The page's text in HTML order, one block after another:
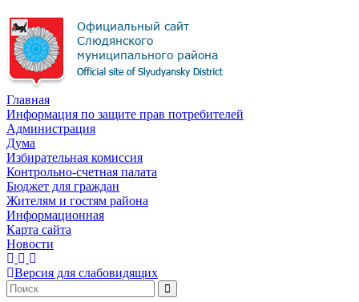
Главная
Информация по защите прав потребителей
Администрация
Дума
Избирательная комиссия
Контрольно-счетная палата
Бюджет для граждан
Жителям и гостям района
Информационная
Карта сайта
Новости
Версия для слабовидящих